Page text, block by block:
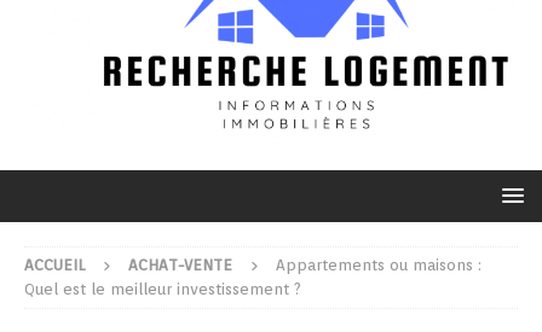
ACCUEIL ACHAT-VENTE
Appartements ou maisons :
Quel est le meilleur investissement ?